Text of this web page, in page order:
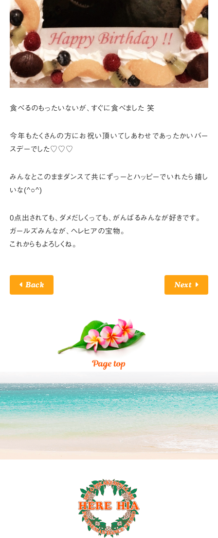
食べるのもったいないが、すぐに食べました 笑
今年もたくさんの方にお祝い頂いてしあわせであったかいバー
スデーでした♡♡♡
みんなとこのままダンスて共にずっーとハッピーでいれたら嬉し
いな(^○^)
0点出されても、ダメだしくっても、がんばるみんなが好きです。
ガールズみんなが、ヘレヒアの宝物。
これからもよろしくね。
Back Next